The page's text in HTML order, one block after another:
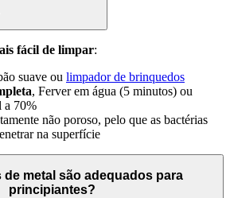
fácil de limpar:
suave ou limpador de brinquedos
, Ferver em água (5 minutos) ou
a 70%
não poroso, pelo que as bactérias
na superfície
metal são adequados para
principiantes?